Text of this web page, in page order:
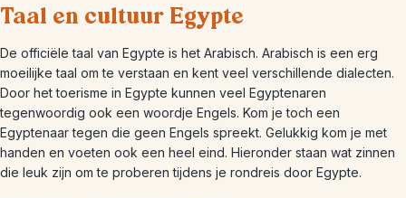
Taal en cultuur Egypte
De officiële taal van Egypte is het Arabisch. Arabisch is een erg
moeilijke taal om te verstaan en kent veel verschillende dialecten.
Door het toerisme in Egypte kunnen veel Egyptenaren
tegenwoordig ook een woordje Engels. Kom je toch een
Egyptenaar tegen die geen Engels spreekt. Gelukkig kom je met
handen en voeten ook een heel eind. Hieronder staan wat zinnen
die leuk zijn om te proberen tijdens je rondreis door Egypte.